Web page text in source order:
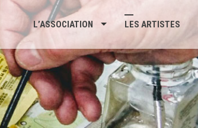
L’ASSOCIATION LES ARTISTES